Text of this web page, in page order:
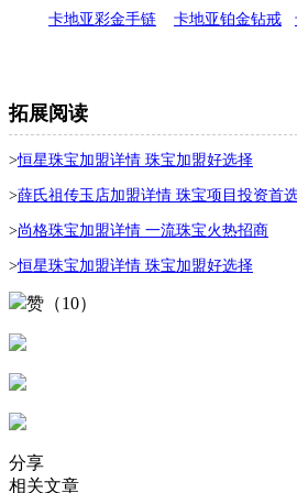
卡地亚彩金手链 卡地亚铂金钻戒
拓展阅读
>恒星珠宝加盟详情 珠宝加盟好选择
>薛氏祖传玉店加盟详情 珠宝项目投资首
>尚格珠宝加盟详情 一流珠宝火热招商
>恒星珠宝加盟详情 珠宝加盟好选择
赞（10）
分享
相关文章